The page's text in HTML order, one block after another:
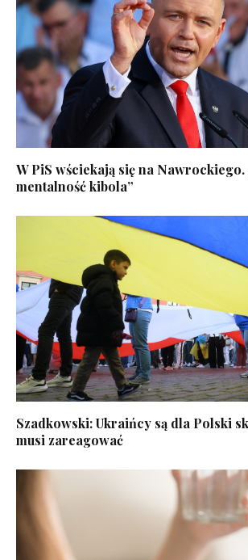
W PiS wściekają się na
mentalność kibola”
Szadkowski: Ukraińcy są dla Polski
musi zareagować